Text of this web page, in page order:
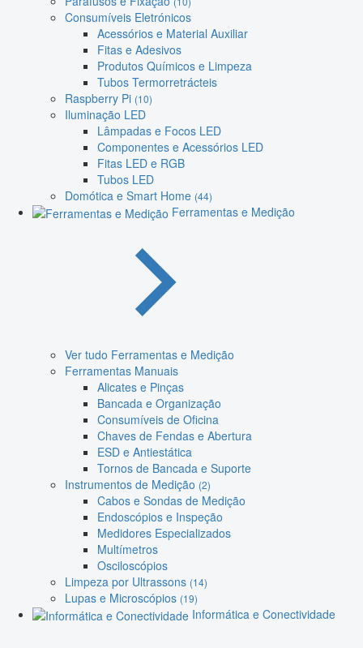
Consumíveis Eletrónicos
Acessórios e Material Auxiliar
Fitas e Adesivos
Produtos Químicos e Limpeza
Tubos Termorretrácteis
Raspberry Pi (10)
Iluminação LED
Lâmpadas e Focos LED
Componentes e Acessórios LED
Fitas LED e RGB
Tubos LED
Domótica e Smart Home (44)
Ferramentas e Medição
Ver tudo Ferramentas e Medição
Ferramentas Manuais
Alicates e Pinças
Bancada e Organização
Consumíveis de Oficina
Chaves de Fendas e Abertura
ESD e Antiestática
Tornos de Bancada e Suporte
Instrumentos de Medição (2)
Cabos e Sondas de Medição
Endoscópios e Inspeção
Medidores Especializados
Multímetros
Osciloscópios
Limpeza por Ultrassons (14)
Lupas e Microscópios (19)
Informática e Conectividade